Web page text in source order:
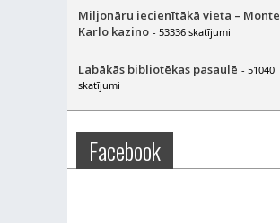
Miljonāru iecienītākā vieta – Monte
Karlo kazino - 53336 skatījumi
Labākās bibliotēkas pasaulē - 51040
skatījumi
Facebook